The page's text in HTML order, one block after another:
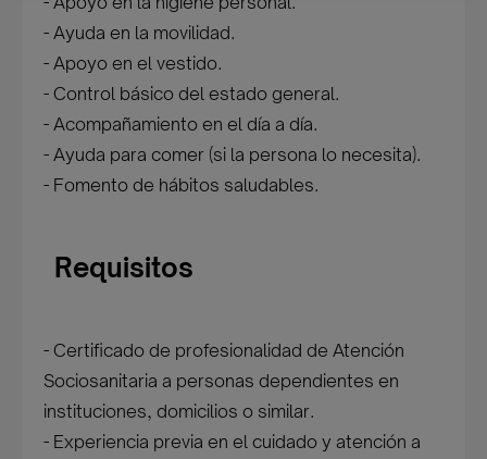
- Ayuda en la movilidad.
- Apoyo en el vestido.
- Control básico del estado general.
- Acompañamiento en el día a día.
- Ayuda para comer (si la persona lo necesita).
- Fomento de hábitos saludables.
Requisitos
- Certificado de profesionalidad de Atención
Sociosanitaria a personas dependientes en
instituciones, domicilios o similar.
- Experiencia previa en el cuidado y atención a